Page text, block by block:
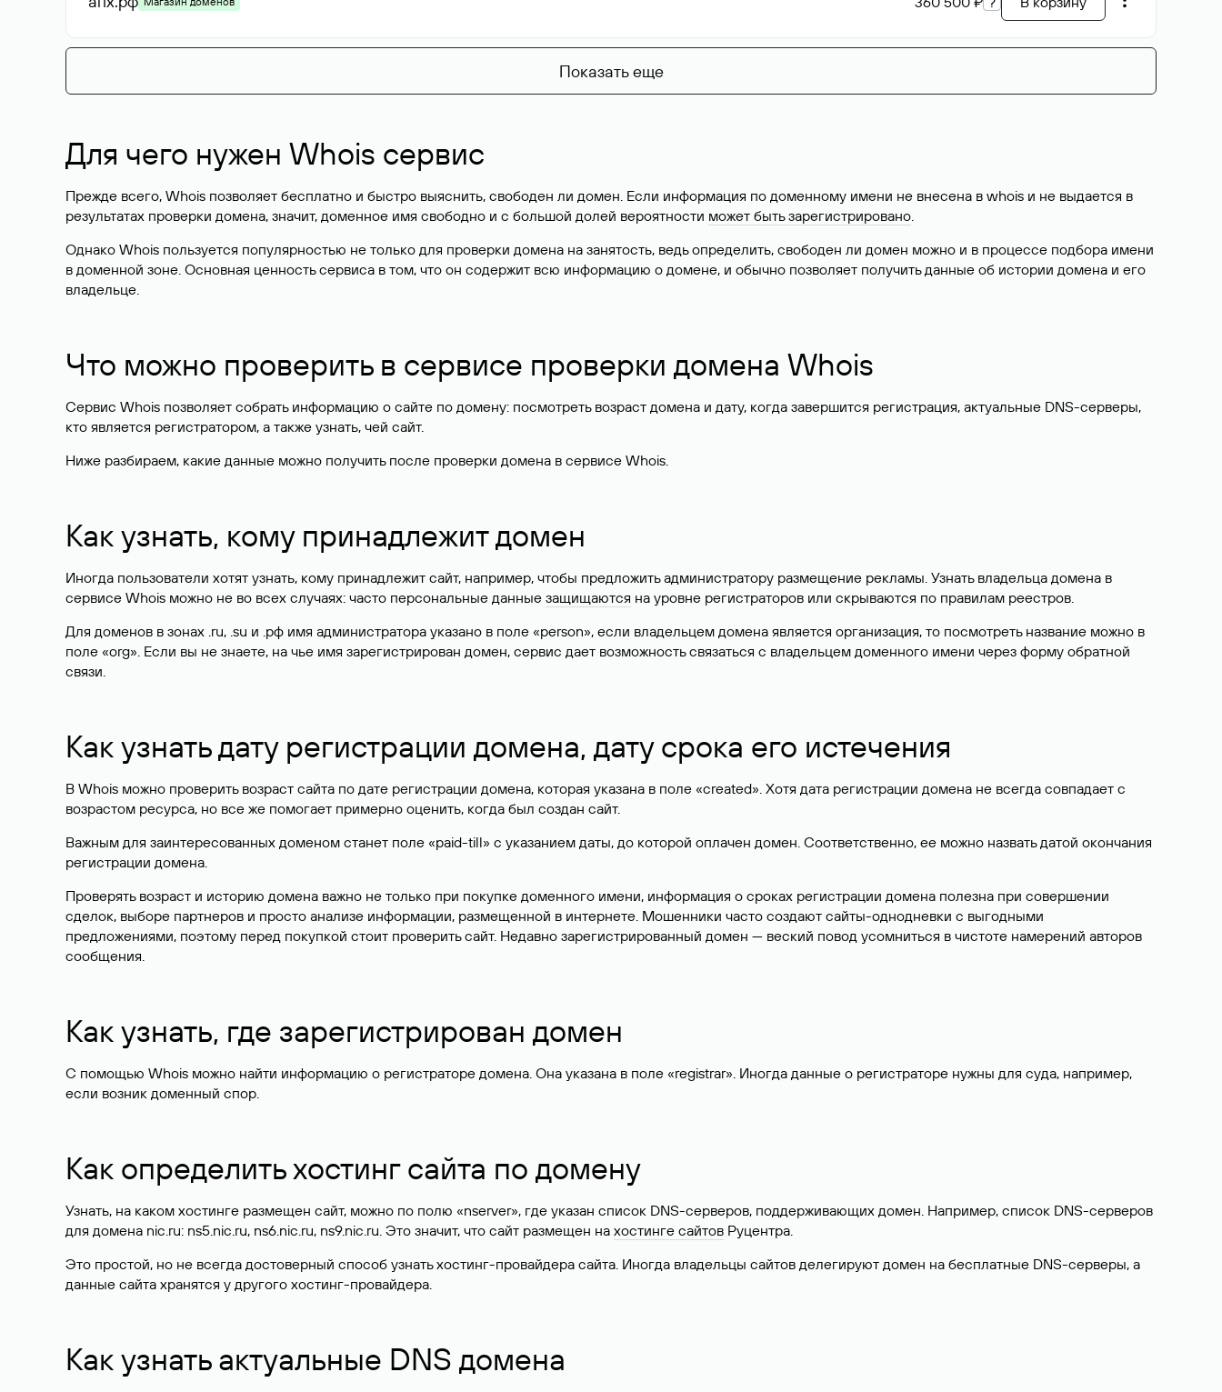
Показать еще
Для чего нужен Whois сервис
Прежде всего, Whois позволяет бесплатно и быстро выяснить, свободен ли домен. Если информация по доменному имени не внесена в whois и не выдается в
результатах проверки домена, значит, доменное имя свободно и с большой долей вероятности может быть зарегистрировано.
Однако Whois пользуется популярностью не только для проверки домена на занятость, ведь определить, свободен ли домен можно и в процессе подбора имени
в доменной зоне. Основная ценность сервиса в том, что он содержит всю информацию о домене, и обычно позволяет получить данные об истории домена и его
владельце.
Что можно проверить в сервисе проверки домена Whois
Сервис Whois позволяет собрать информацию о сайте по домену: посмотреть возраст домена и дату, когда завершится регистрация, актуальные DNS-серверы,
кто является регистратором, а также узнать, чей сайт.
Ниже разбираем, какие данные можно получить после проверки домена в сервисе Whois.
Как узнать, кому принадлежит домен
Иногда пользователи хотят узнать, кому принадлежит сайт, например, чтобы предложить администратору размещение рекламы. Узнать владельца домена в
сервисе Whois можно не во всех случаях: часто персональные данные защищаются на уровне регистраторов или скрываются по правилам реестров.
Для доменов в зонах .ru, .su и .рф имя администратора указано в поле «person», если владельцем домена является организация, то посмотреть название можно в
поле «org». Если вы не знаете, на чье имя зарегистрирован домен, сервис дает возможность связаться с владельцем доменного имени через форму обратной
связи.
Как узнать дату регистрации домена, дату срока его истечения
В Whois можно проверить возраст сайта по дате регистрации домена, которая указана в поле «created». Хотя дата регистрации домена не всегда совпадает с
возрастом ресурса, но все же помогает примерно оценить, когда был создан сайт.
Важным для заинтересованных доменом станет поле «paid-till» с указанием даты, до которой оплачен домен. Соответственно, ее можно назвать датой окончания
регистрации домена.
Проверять возраст и историю домена важно не только при покупке доменного имени, информация о сроках регистрации домена полезна при совершении
сделок, выборе партнеров и просто анализе информации, размещенной в интернете. Мошенники часто создают сайты-однодневки с выгодными
предложениями, поэтому перед покупкой стоит проверить сайт. Недавно зарегистрированный домен — веский повод усомниться в чистоте намерений авторов
сообщения.
Как узнать, где зарегистрирован домен
С помощью Whois можно найти информацию о регистраторе домена. Она указана в поле «registrar». Иногда данные о регистраторе нужны для суда, например,
если возник доменный спор.
Как определить хостинг сайта по домену
Узнать, на каком хостинге размещен сайт, можно по полю «nserver», где указан список DNS-серверов, поддерживающих домен. Например, список DNS-серверов
для домена nic.ru: ns5.nic.ru, ns6.nic.ru, ns9.nic.ru. Это значит, что сайт размещен на хостинге сайтов Руцентра.
Это простой, но не всегда достоверный способ узнать хостинг-провайдера сайта. Иногда владельцы сайтов делегируют домен на бесплатные DNS-серверы, а
данные сайта хранятся у другого хостинг-провайдера.
Как узнать актуальные DNS домена